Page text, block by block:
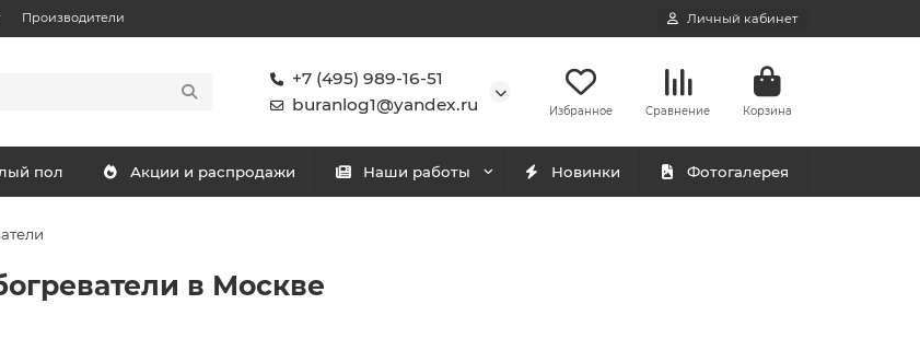
Производители Личный кабинет
+7 (495) 989-16-51
buranlog1@yandex.ru
Избранное Сравнение Корзина
пол Акции и распродажи Наши работы Новинки Фотогалерея
в Москве